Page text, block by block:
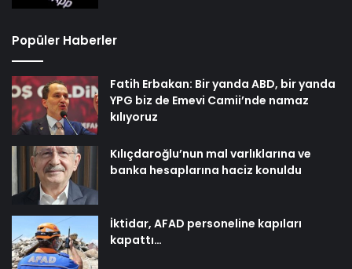
Popüler Haberler
Fatih Erbakan: Bir yanda ABD, bir yanda
YPG biz de Emevi Camii’nde namaz
kılıyoruz
Kılıçdaroğlu’nun mal varlıklarına ve
banka hesaplarına haciz konuldu
İktidar, AFAD personeline kapıları
kapattı…